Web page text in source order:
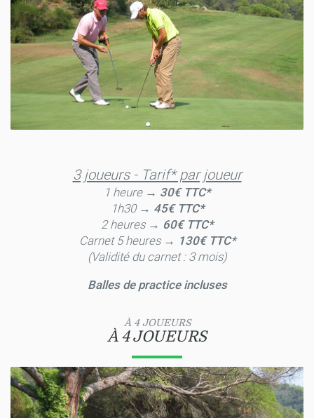
3 joueurs - Tarif* par joueur
1 heure → 30€ TTC*
1h30 → 45€ TTC*
2 heures → 60€ TTC*
Carnet 5 heures → 130€ TTC*
(Validité du carnet : 3 mois)
Balles de practice incluses
À 4 JOUEURS
À 4 JOUEURS